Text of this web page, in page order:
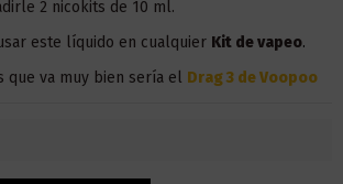
2 nicokits de 10 ml.
este líquido en cualquier Kit de vapeo.
que va muy bien sería el Drag 3 de Voopoo